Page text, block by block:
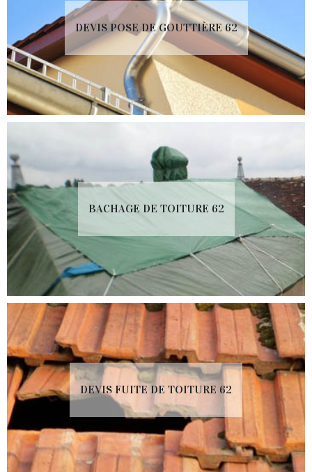
DEVIS POSE DE GOUTTIÈRE 62
BACHAGE DE TOITURE 62
DEVIS FUITE DE TOITURE 62